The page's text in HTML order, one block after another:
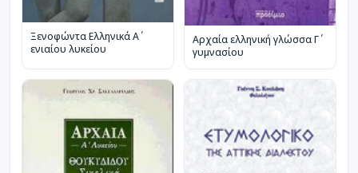
Ξενοφώντα Ελληνικά Α΄
ενιαίου λυκείου
Αρχαία ελληνική γλώσσα Γ΄
γυμνασίου